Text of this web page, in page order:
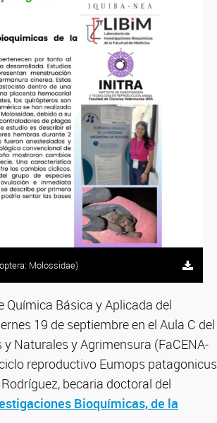
Molossidae)
Básica y Aplicada del
19 de septiembre en el Aula C del
Naturales y Agrimensura (FaCENA-
reproductivo Eumops patagonicus
becaria doctoral del
Bioquímicas, de la